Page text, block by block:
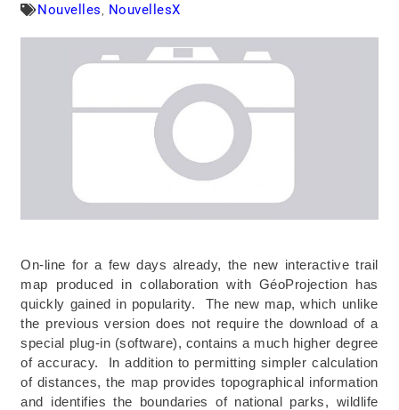
Nouvelles, NouvellesX
On-line for a few days already, the new interactive trail
map produced in collaboration with GéoProjection has
quickly gained in popularity. The new map, which unlike
the previous version does not require the download of a
special plug-in (software), contains a much higher degree
of accuracy. In addition to permitting simpler calculation
of distances, the map provides topographical information
and identifies the boundaries of national parks, wildlife